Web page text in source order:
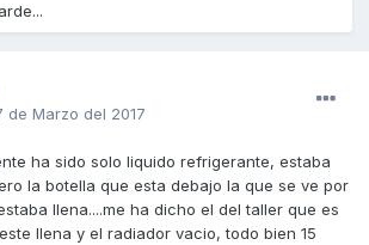
de Marzo del 2017
ha sido solo liquido refrigerante, estaba
la botella que esta debajo la que se ve por
llena....me ha dicho el del taller que es
llena y el radiador vacio, todo bien 15